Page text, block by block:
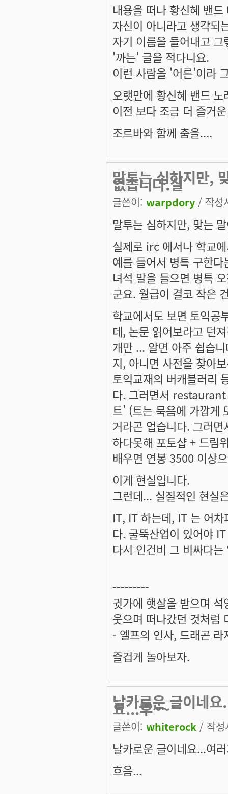
내용을 떠나 황신혜 밴
자신이 아니라고 생각되
자기 이름을 들어내고
'까는' 글을 적다니요.
이런 사람을 '어른'이라
오랫만에 황신혜 밴드
이전 보다 조금 더 즐거
조르바와 함께 춤을....
말투는 심하지만,
없습니다.실
글쓴이: warpdory / 작성
말투는 심하지만, 맞는
실제로 irc 에서나 학교
예를 들어서 병특 구한
녀석 말을 들으면 병특
군요. 월급이 결코 작은
학교에서도 보면 토익공
데, 논문 읽어보라고 던
개만 ... 알면 아주 쉽습
지, 아니면 사전을 찾아
토익교재의 버캐블러리
다. 그러면서 restaurant
트' (트는 묵음에 가깝게
거라곤 업습니다. 그러
하다못해 포토샵 + 드림
배우면 연봉 3500 이상
이게 현실입니다.
그런데... 실질적인 현실
IT, IT 하는데, IT 는 어
다. 굴뚝산업이 있어야
다시 인건비 그 비싸다
---------
귓가에 햇살을 받으며
웃으며 떠나갔던 것처럼
- 엘프의 인사, 드래곤 라
즐겁게 놀아보자.
날카로운 글이네
요...후~~
글쓴이: whiterock / 작
날카로운 글이네요...여
흐음...